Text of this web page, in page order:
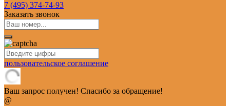
7 (495) 374-74-93
Заказать звонок
пользовательское соглашение
Ваш запрос получен! Спасибо за обращение!
@